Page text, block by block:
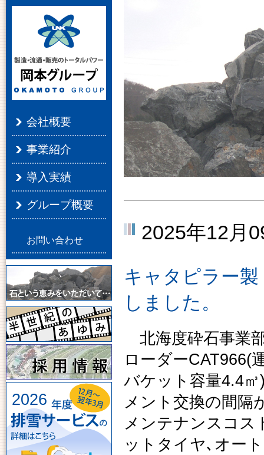
会社概要
事業紹介
導入実績
グループ概要
お問い合わせ
2026
2025年12月
キャタピラー
しました。
北海度砕石事業
ローダーCAT966(
バケット容量4.4
メント交換の間隔
メンテナンスコス
ットタイヤ､オー